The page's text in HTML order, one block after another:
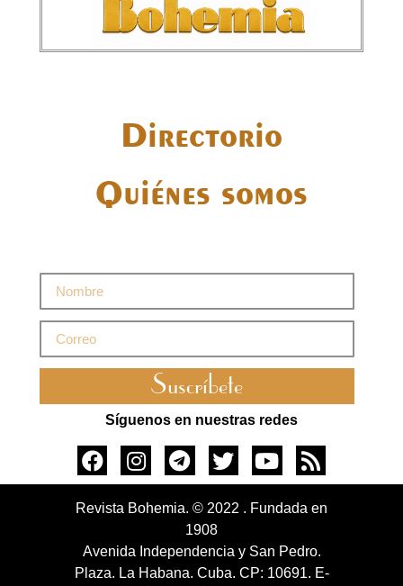
Directorio
Quiénes somos
Suscríbete
Síguenos en nuestras redes
Revista Bohemia. © 2022 . Fundada en
1908
Avenida Independencia y San Pedro.
Plaza. La Habana. Cuba. CP: 10691. E-